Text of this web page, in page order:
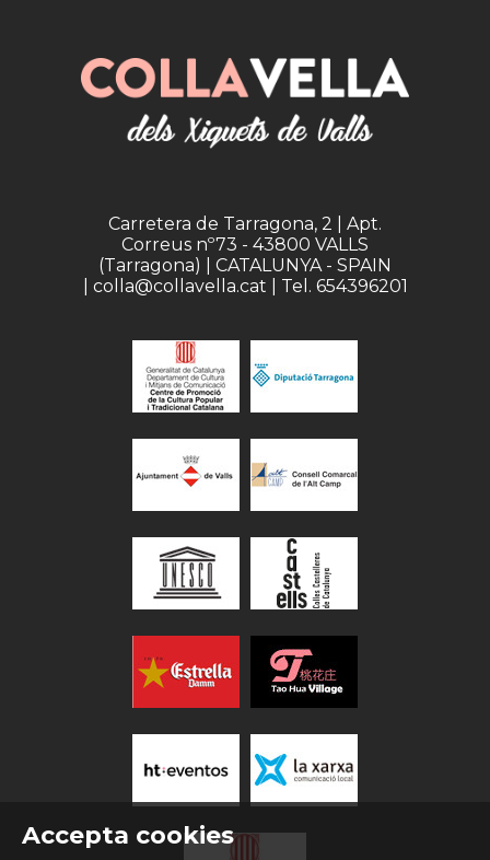
Accepta cookies
Carretera de Tarragona, 2 | Apt.
Correus nº73 - 43800 VALLS
(Tarragona) | CATALUNYA - SPAIN
| colla@collavella.cat | Tel. 654396201